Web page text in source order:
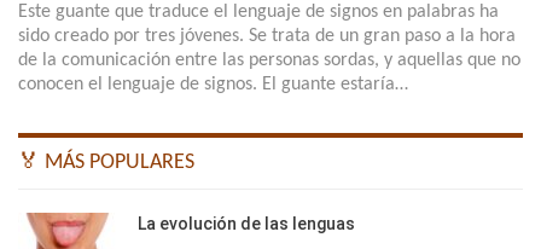
Este guante que traduce el lenguaje de signos en palabras ha
sido creado por tres jóvenes. Se trata de un gran paso a la hora
de la comunicación entre las personas sordas, y aquellas que no
conocen el lenguaje de signos. El guante estaría…
🏅 MÁS POPULARES
La evolución de las lenguas